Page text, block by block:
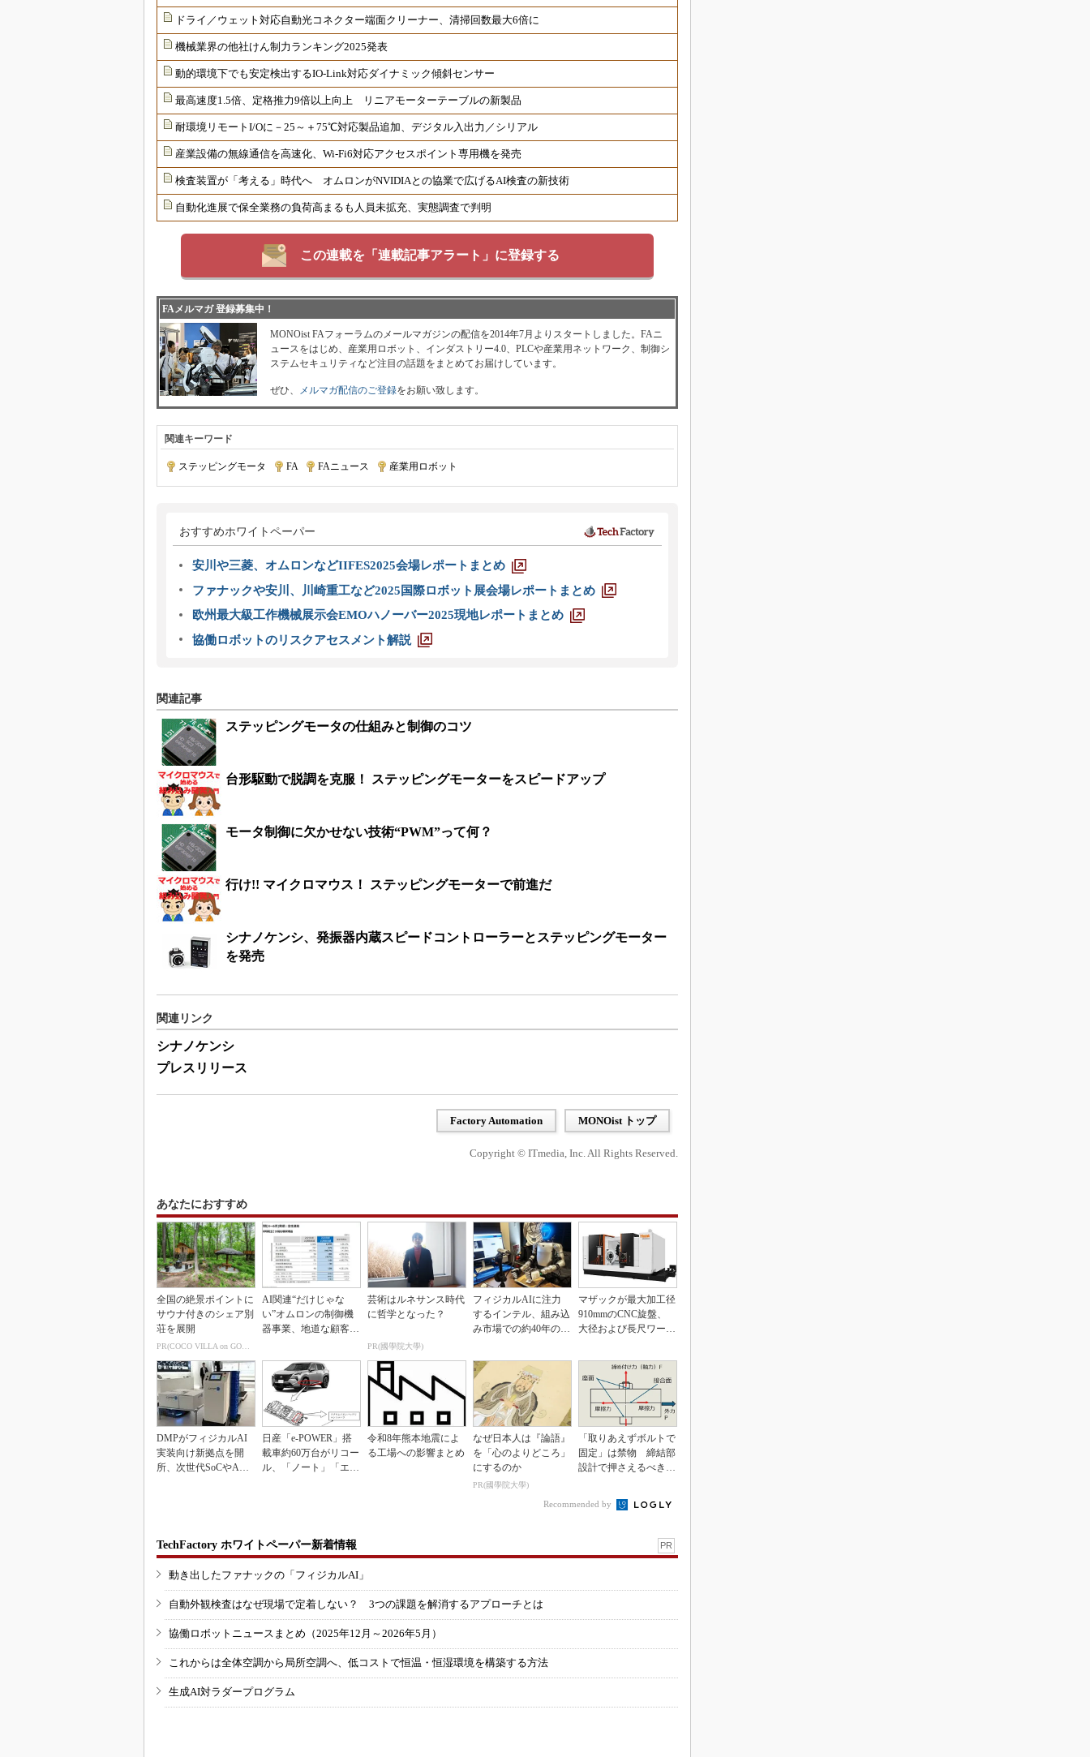
ドライ／ウェット対応自動光コネクター端面クリーナー、清掃回数最大6倍に
機械業界の他社けん制力ランキング2025発表
動的環境下でも安定検出するIO-Link対応ダイナミック傾斜センサー
最高速度1.5倍、定格推力9倍以上向上 リニアモーターテーブルの新製品
耐環境リモートI/Oに－25～＋75℃対応製品追加、デジタル入出力／シリアル
産業設備の無線通信を高速化、Wi-Fi6対応アクセスポイント専用機を発売
検査装置が「考える」時代へ オムロンがNVIDIAとの協業で広げるAI検査の新技術
自動化進展で保全業務の負荷高まるも人員未拡充、実態調査で判明
この連載を「連載記事アラート」に登録する
FAメルマガ 登録募集中！
MONOist FAフォーラムのメールマガジンの配信を2014年7月よりスタートしました。FAニ
ュースをはじめ、産業用ロボット、インダストリー4.0、PLCや産業用ネットワーク、制御シ
ステムセキュリティなど注目の話題をまとめてお届けしています。
ぜひ、 メルマガ配信のご登録をお願い致します。
関連キーワード
ステッピングモータ FA| FAニュース 産業用ロボット
おすすめホワイトペーパー
安川や三菱、オムロンなどIIFES2025会場レポートまとめ
ファナックや安川、川崎重工など2025国際ロボット展会場レポートまとめ
欧州最大級工作機械展示会EMOハノーバー2025現地レポートまとめ
協働ロボットのリスクアセスメント解説
関連記事
ステッピングモータの仕組みと制御のコツ
台形駆動で脱調を克服！ ステッピングモーターをスピードアップ
モータ制御に欠かせない技術“PWM”って何？
行け!! マイクロマウス！ ステッピングモーターで前進だ
シナノケンシ、発振器内蔵スピードコントローラーとステッピングモーター
を発売
関連リンク
シナノケンシ
プレスリリース
Factory Automation MONOist トップ
Copyright © ITmedia, Inc. All Rights Reserved.
あなたにおすすめ
全国の絶景ポイントに
サウナ付きのシェア別
荘を展開
PR(COCO VILLA on GOETHE)
AI関連“だけじゃな
い”オムロンの制御機
器事業、地道な顧客基
芸術はルネサンス時代
に哲学となった？
PR(國學院大學)
フィジカルAIに注力
するインテル、組み込
み市場での約40年の実
マザックが最大加工径
910mmのCNC旋盤、
大径および長尺ワーク
DMPがフィジカルAI
実装向け新拠点を開
所、次世代SoCやAM
日産「e-POWER」搭
載車約60万台がリコー
ル、「ノート」「エク
令和8年熊本地震によ
る工場への影響まとめ
なぜ日本人は『論語』
を「心のよりどころ」
にするのか
PR(國學院大學)
「取りあえずボルトで
固定」は禁物 締結部
設計で押さえるべき基
Recommended by
TechFactory ホワイトペーパー新着情報 PR
動き出したファナックの「フィジカルAI」
自動外観検査はなぜ現場で定着しない？ 3つの課題を解消するアプローチとは
協働ロボットニュースまとめ（2025年12月～2026年5月）
これからは全体空調から局所空調へ、低コストで恒温・恒湿環境を構築する方法
生成AI対ラダープログラム